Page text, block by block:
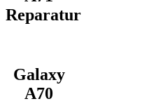
Reparatur
Galaxy
A70